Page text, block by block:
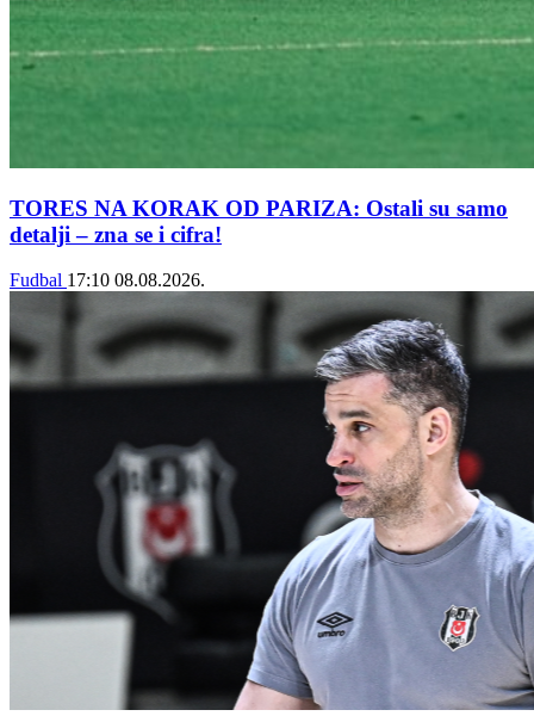
TORES NA KORAK OD PARIZA: Ostali su samo
detalji – zna se i cifra!
Fudbal 17:10 08.08.2026.